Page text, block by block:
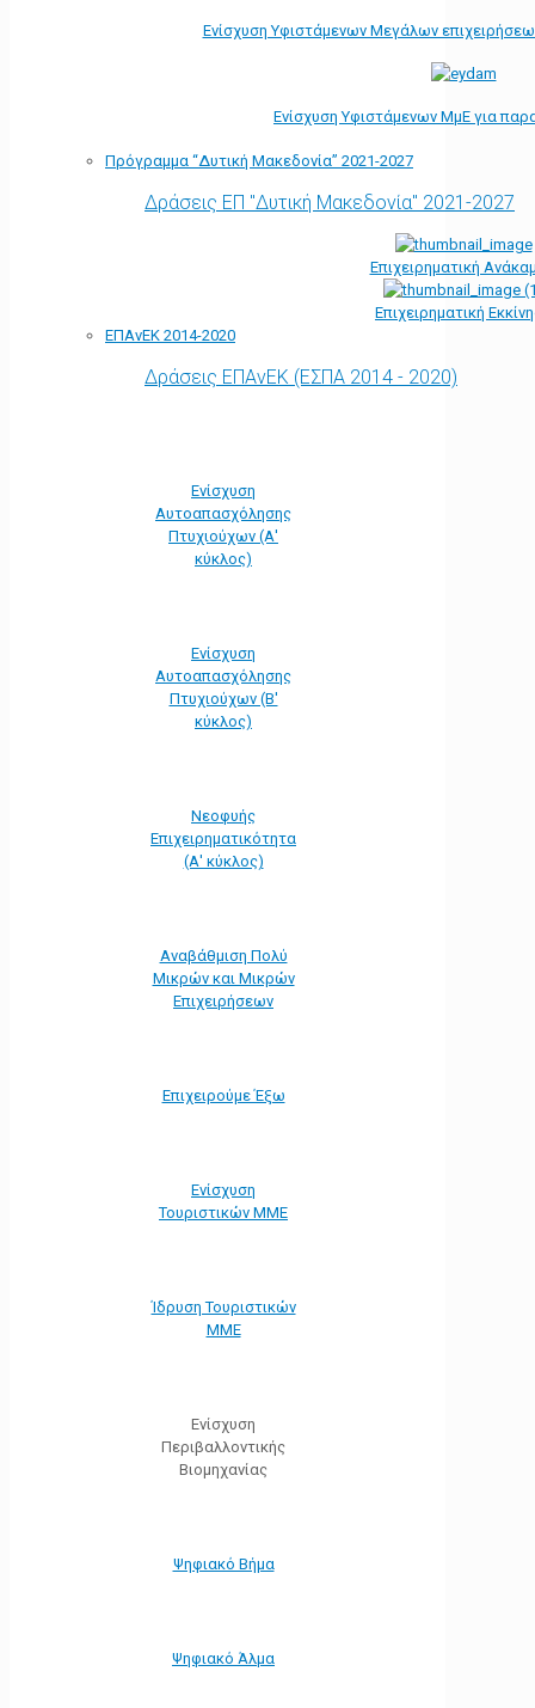
Ενίσχυση Υφιστάμενων Μεγάλων
Ενίσχυση Υφιστάμενων ΜμΕ για
Πρόγραμμα “Δυτική Μακεδονία” 2021-2027
Δράσεις ΕΠ "Δυτική Μακεδονία" 2021-2027
Επιχειρηματική
Επιχειρηματική
ΕΠΑνΕΚ 2014-2020
Δράσεις ΕΠΑνΕΚ (ΕΣΠΑ 2014 - 2020)
Ενίσχυση
Αυτοαπασχόλησης
Πτυχιούχων (Α'
κύκλος)
Ενίσχυση
Αυτοαπασχόλησης
Πτυχιούχων (Β'
κύκλος)
Νεοφυής
Επιχειρηματικότητα
(Α' κύκλος)
Αναβάθμιση Πολύ
Μικρών και Μικρών
Επιχειρήσεων
Επιχειρούμε Έξω
Ενίσχυση
Τουριστικών ΜΜΕ
Ίδρυση Τουριστικών
ΜΜΕ
Ενίσχυση
Περιβαλλοντικής
Βιομηχανίας
Ψηφιακό Βήμα
Ψηφιακό Άλμα